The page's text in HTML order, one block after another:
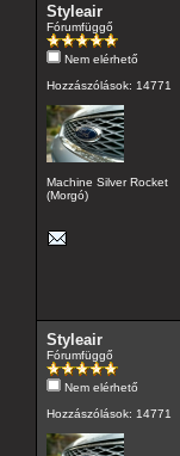
Styleair
Fórumfüggő
Nem elérhető
Hozzászólások: 14771
Machine Silver Rocket
(Morgó)
Styleair
Fórumfüggő
Nem elérhető
Hozzászólások: 14771